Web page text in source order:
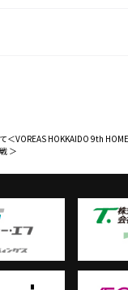
VOREAS HOKKAIDO 9th HOME
＞